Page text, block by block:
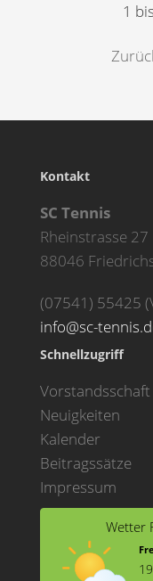
1
Kontakt
SC Tennis
Rheinstrasse 27
88046
(07541) 55425
info@sc-
Schnellzugriff
Vorstandsschaft
Neuigkeiten
Kalender
Beitragssätze
Impressum
Wetter